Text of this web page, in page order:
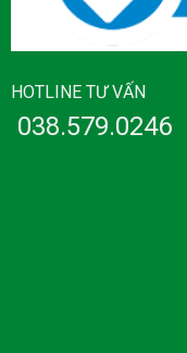
HOTLINE TƯ VẤN
038.579.0246